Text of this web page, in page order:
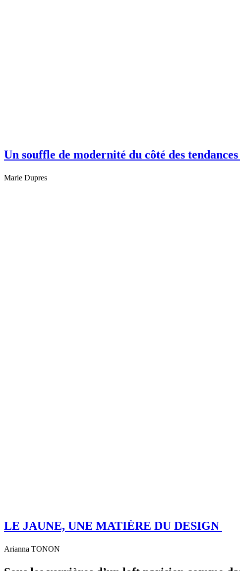
Un souffle de modernité du côté des
Marie Dupres
LE JAUNE, UNE MATIÈRE DU DESIGN
Arianna TONON